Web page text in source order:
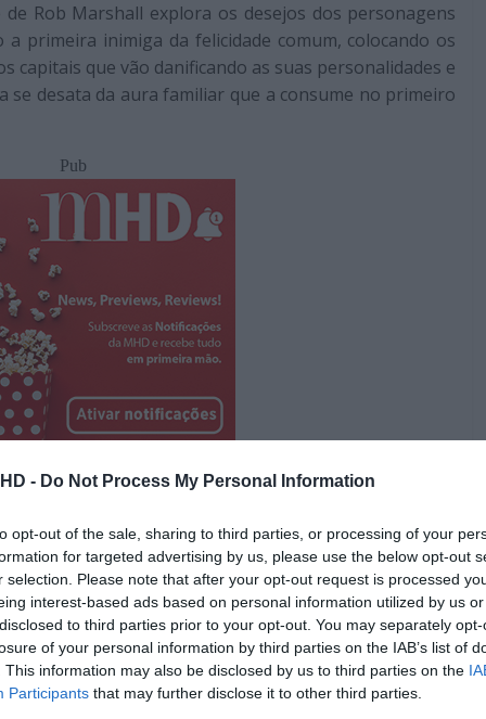
- Do Not Process My Personal Information
opt-out of the sale, sharing to third parties, or processing of your
for targeted advertising by us, please use the below opt-out
selection. Please note that after your opt-out request is processed
interest-based ads based on personal information utilized by us
to third parties prior to your opt-out. You may separately
of your personal information by third parties on the IAB’s list of
This information may also be disclosed by us to third parties on the
Participants that may further disclose it to other third parties.
de Rob Marshall explora os desejos dos personagens
primeira inimiga da felicidade comum, colocando os
capitais que vão danificando as suas personalidades e
se desata da aura familiar que a consume no primeiro
Pub